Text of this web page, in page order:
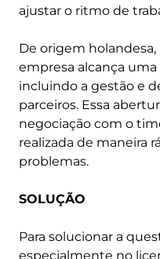
ajustar o ritmo de
De origem holandesa,
empresa alcança
incluindo a gestão e
parceiros. Essa
negociação com o
realizada de maneira
problemas.
SOLUÇÃO
Para solucionar a
especialmente no